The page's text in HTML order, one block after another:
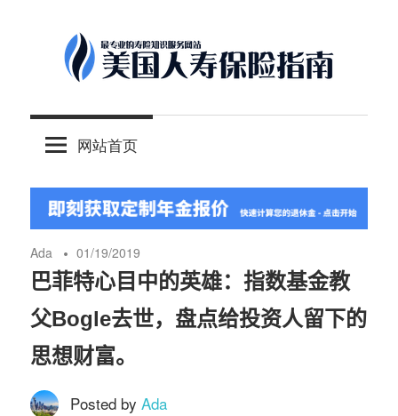
content
美
人
寿
保
险
最
国
保
理
财
务
网站首页
Ada 01/19/2019
巴菲特心目中的英雄：指数基金教
父Bogle去世，盘点给投资人留下的
思想财富。
Posted by Ada